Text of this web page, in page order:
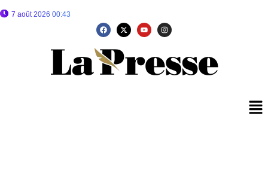
7 août 2026 00:43